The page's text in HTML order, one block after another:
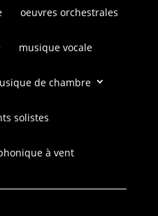
oeuvres orchestrales
musique vocale
de chambre
solistes
à vent